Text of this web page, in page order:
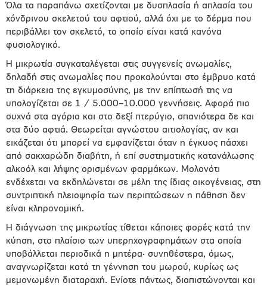
Όλα τα παραπάνω σχετίζονται με δυσπλασία ή απλασία του
χόνδρινου σκελετού του αφτιού, αλλά όχι με το δέρμα που
περιβάλλει τον σκελετό, το οποίο είναι κατά κανόνα
φυσιολογικό.
Η μικρωτία συγκαταλέγεται στις συγγενείς ανωμαλίες,
δηλαδή στις ανωμαλίες που προκαλούνται στο έμβρυο κατά
τη διάρκεια της εγκυμοσύνης, με την επίπτωσή της να
υπολογίζεται σε 1 / 5.000–10.000 γεννήσεις. Αφορά πιο
συχνά στα αγόρια και στο δεξί πτερύγιο, σπανιότερα δε και
στα δύο αφτιά. Θεωρείται αγνώστου αιτιολογίας, αν και
εικάζεται ότι μπορεί να εμφανίζεται όταν η έγκυος πάσχει
από σακχαρώδη διαβήτη, ή επί συστηματικής κατανάλωσης
αλκοόλ και λήψης ορισμένων φαρμάκων. Μολονότι
ενδέχεται να εκδηλώνεται σε μέλη της ίδιας οικογένειας, στη
συντριπτική πλειοψηφία των περιπτώσεων η πάθηση δεν
είναι κληρονομική.
Η διάγνωση της μικρωτίας τίθεται κάποιες φορές κατά την
κύηση, στο πλαίσιο των υπερηχογραφημάτων στα οποία
υποβάλλεται περιοδικά η μητέρα· συνηθέστερα, όμως,
αναγνωρίζεται κατά τη γέννηση του μωρού, κυρίως ως
μεμονωμένη διαταραχή. Ενίοτε πάντως, διαπιστώνονται και